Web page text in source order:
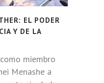
EL PODER
Y DE LA
miembro
Menashe a